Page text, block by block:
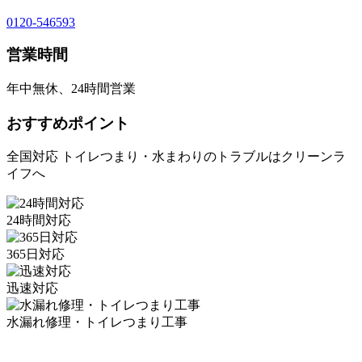
0120-546593
営業時間
年中無休、24時間営業
おすすめポイント
全国対応 トイレつまり・水まわりのトラブルはクリーンラ
イフへ
24時間対応
365日対応
迅速対応
水漏れ修理・トイレつまり工事